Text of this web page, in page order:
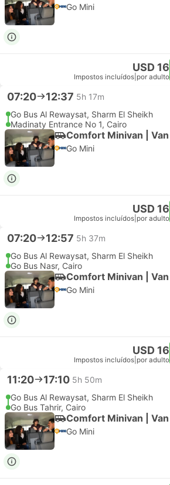
Go Mini
USD 16
Impostos incluídos por adulto
07:20 12:37 5h 17m
Go Bus Al Rewaysat, Sharm El Sheikh
Madinaty Entrance No 1, Cairo
Comfort Minivan | Van
Go Mini
USD 16
Impostos incluídos por adulto
07:20 12:57 5h 37m
Go Bus Al Rewaysat, Sharm El Sheikh
Go Bus Nasr, Cairo
Comfort Minivan | Van
Go Mini
USD 16
Impostos incluídos por adulto
11:20 17:10 5h 50m
Go Bus Al Rewaysat, Sharm El Sheikh
Go Bus Tahrir, Cairo
Comfort Minivan | Van
Go Mini